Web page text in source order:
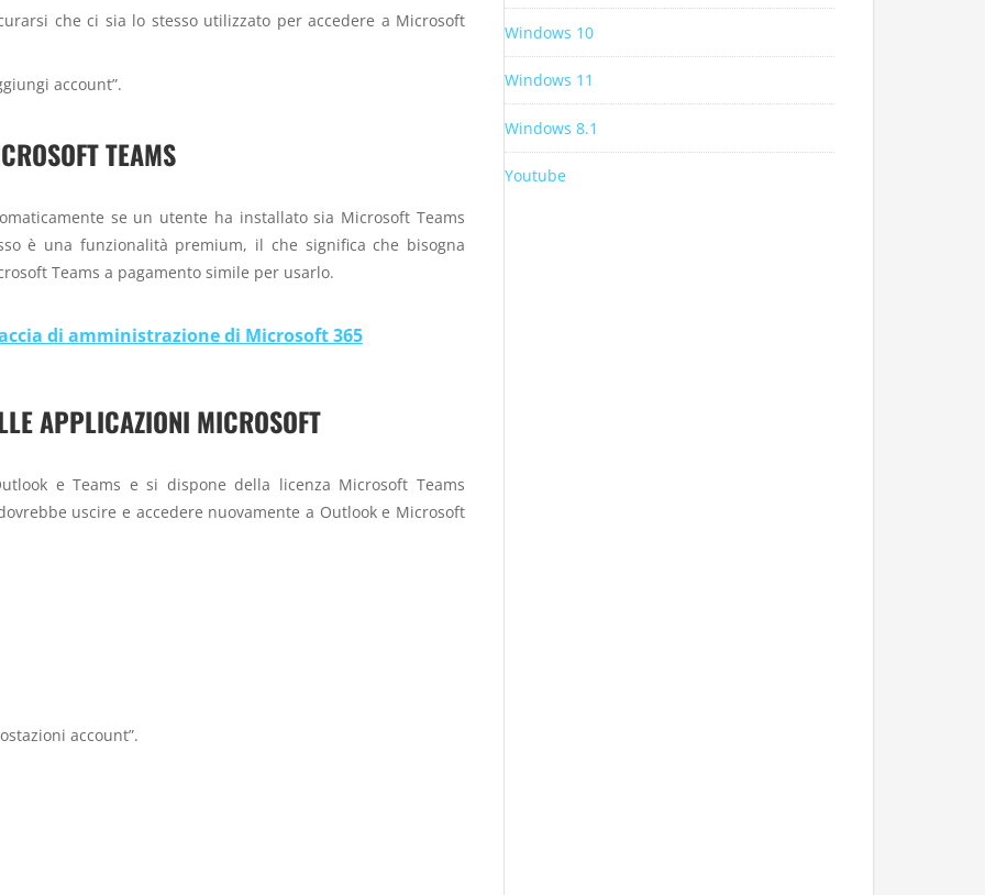
che ci sia lo stesso utilizzato per accedere a Microsoft
account”.
TEAMS
se un utente ha installato sia Microsoft Teams
è una funzionalità premium, il che significa che bisogna
Teams a pagamento simile per usarlo.
di amministrazione di Microsoft 365
APPLICAZIONI MICROSOFT
e Teams e si dispone della licenza Microsoft Teams
uscire e accedere nuovamente a Outlook e Microsoft
account”.
Windows 10
Windows 11
Windows 8.1
Youtube